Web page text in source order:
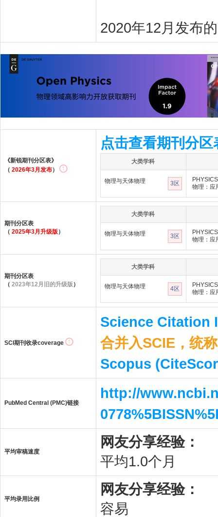
2020年12月发布
《新锐期刊分区表》
（ 2026年3月发布）
点击查看期刊分区
大类学科
物理与天体物理 3区
物理：应
期刊分区表
（ 2025年3月升级版）
大类学科
物理与天体物理 3区
物理：应
期刊分区表
（ 2023年12月旧的升级版 ）
大类学科
物理与天体物理 4区
物理：应
SCI期刊收录coverage
Science Citation
合并入SCIE，统
Scopus
PubMed Central (PMC)链接
http://
平均审稿速度
网友分享经验：
平均1.0个月
平均录用比例
网友分享经验：
容易